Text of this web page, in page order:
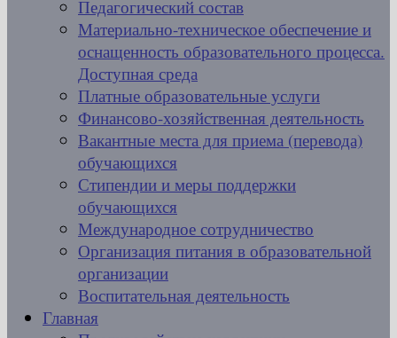
Педагогический состав
Материально-техническое обеспечение и
оснащенность образовательного процесса.
Доступная среда
Платные образовательные услуги
Финансово-хозяйственная деятельность
Вакантные места для приема (перевода)
обучающихся
Стипендии и меры поддержки
обучающихся
Международное сотрудничество
Организация питания в образовательной
организации
Воспитательная деятельность
Главная